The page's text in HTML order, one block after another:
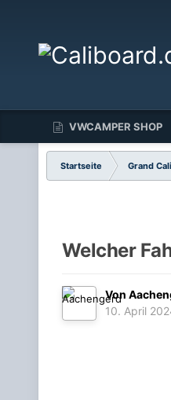
VWCAMPER SHOP
Startseite Grand
Welcher
Von
10. April